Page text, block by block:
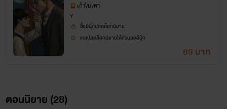
เก้าใบเทา
Y
ซื้ออีบุ๊กปลดล็อกนิยาย
เคยปลดล็อกนิยายได้ส่วนลดอีบุ๊ก
89 บาท
ตอนนิยาย (28)